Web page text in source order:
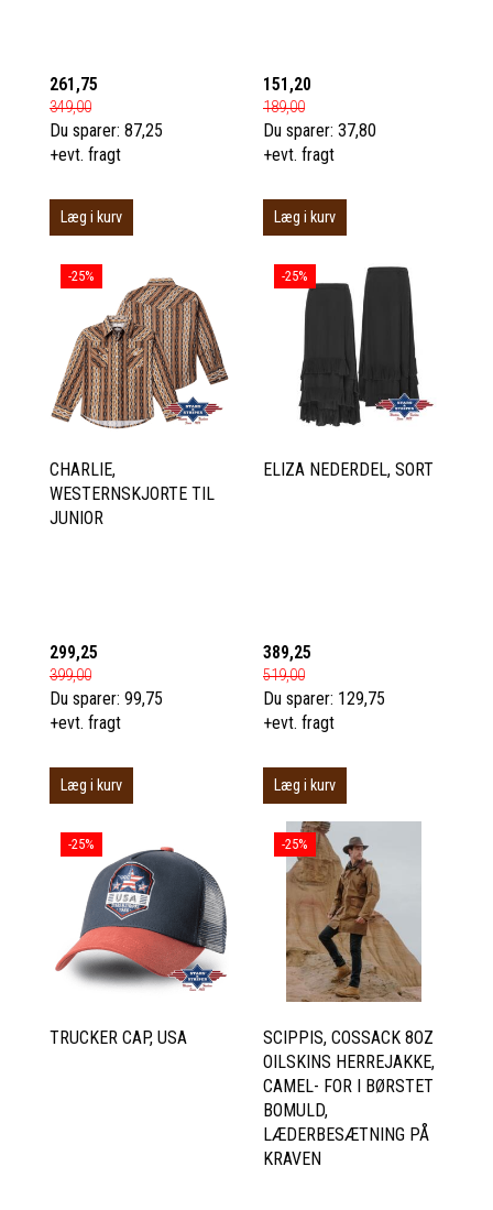
261,75
349,00
Du sparer: 87,25
+evt. fragt
Læg i kurv
151,20
189,00
Du sparer: 37,80
+evt. fragt
Læg i kurv
-25%
CHARLIE,
WESTERNSKJORTE TIL
JUNIOR
299,25
399,00
Du sparer: 99,75
+evt. fragt
Læg i kurv
-25%
ELIZA NEDERDEL, SORT
389,25
519,00
Du sparer: 129,75
+evt. fragt
Læg i kurv
-25%
TRUCKER CAP, USA
-25%
SCIPPIS, COSSACK 8OZ
OILSKINS HERREJAKKE,
CAMEL- FOR I BØRSTET
BOMULD,
LÆDERBESÆTNING PÅ
KRAVEN